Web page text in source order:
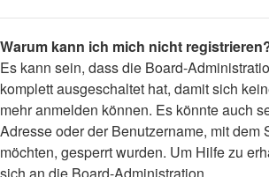
Warum kann ich mich nicht
Es kann sein, dass die Board-
komplett ausgeschaltet hat, damit sich
mehr anmelden können. Es könnte auch
Adresse oder der Benutzername, mit dem
möchten, gesperrt wurden. Um Hilfe zu